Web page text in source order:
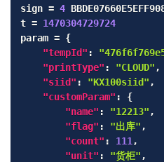
sign = 4
t = 1470304729724
param = {
"tempId" :
"printType" : "CLOUD" ,
"siid" : "KX100siid" ,
"customParam" :
{
"name" : "12213" ,
"flag" : "出库" ,
"count" : 111 ,
"unit" : "货柜" ,